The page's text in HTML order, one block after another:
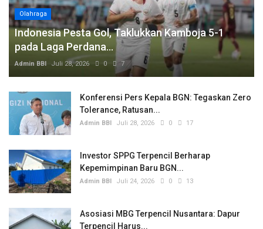
Olahraga
Indonesia Pesta Gol, Taklukkan Kamboja 5-1
pada Laga Perdana...
Admin BBI Juli 28, 2026 0 7
Konferensi Pers Kepala BGN: Tegaskan Zero
Tolerance, Ratusan...
Admin BBI Juli 28, 2026 0 17
Investor SPPG Terpencil Berharap
Kepemimpinan Baru BGN...
Admin BBI Juli 24, 2026 0 13
Asosiasi MBG Terpencil Nusantara: Dapur
Terpencil Harus...